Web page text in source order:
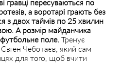
гравці пересуваються по
а воротарі грають без
з двох таймів по 25 хвилин
А розмір майданчика
поле. Тренує
Чеботаєв, який сам
для того, щоб вчити